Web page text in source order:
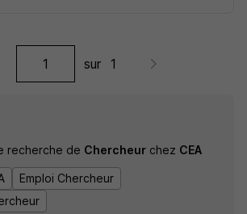
sur 1
recherche de Chercheur chez CEA
Emploi Chercheur